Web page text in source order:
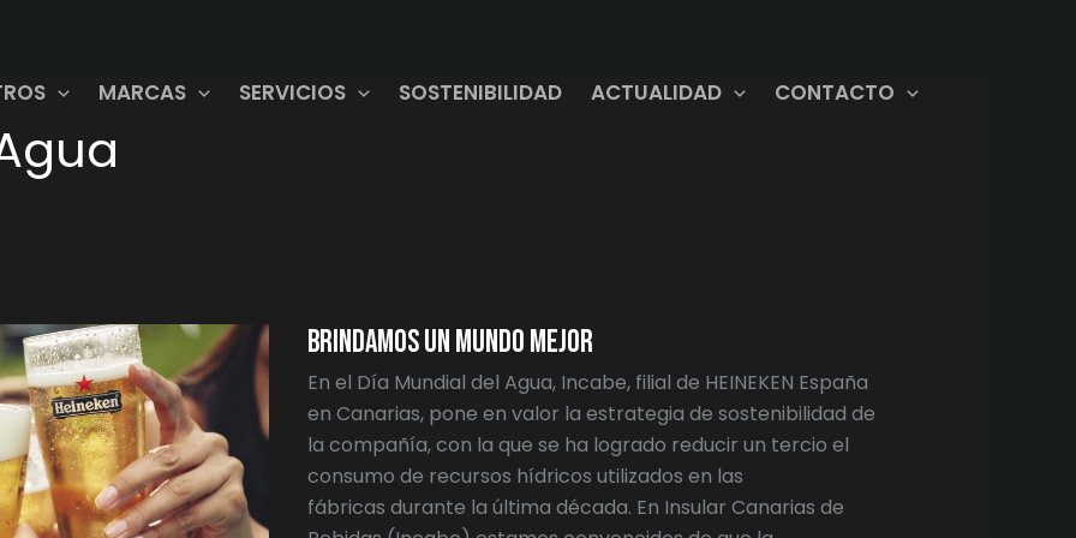
MARCAS SERVICIOS SOSTENIBILIDAD ACTUALIDAD CONTACTO
Brindamos un Mundo Mejor
En el Día Mundial del Agua, Incabe, filial de HEINEKEN España
en Canarias, pone en valor la estrategia de sostenibilidad de
la compañía, con la que se ha logrado reducir un tercio el
consumo de recursos hídricos utilizados en las
fábricas durante la última década. En Insular Canarias de